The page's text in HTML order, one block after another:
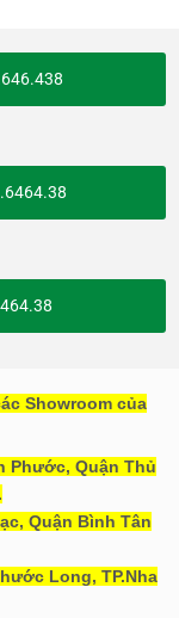
Showroom của
Phước, Quận Thủ
Quận Bình Tân
Long, TP.Nha